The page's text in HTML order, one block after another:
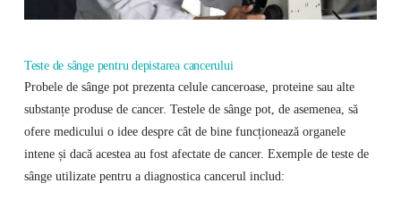
Teste de sânge pentru depistarea cancerului
Probele de sânge pot prezenta celule canceroase, proteine sau alte
substanțe produse de cancer. Testele de sânge pot, de asemenea, să
ofere medicului o idee despre cât de bine funcționează organele
intene și dacă acestea au fost afectate de cancer. Exemple de teste de
sânge utilizate pentru a diagnostica cancerul includ: